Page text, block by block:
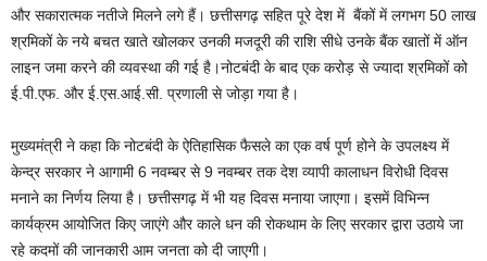
और सकारात्मक नतीजे मिलने लगे हैं। छत्तीसगढ़ सहित पूरे देश में बैंकों में लगभग 50 लाख
श्रमिकों के नये बचत खाते खोलकर उनकी मजदूरी की राशि सीधे उनके बैंक खातों में ऑन
लाइन जमा करने की व्यवस्था की गई है।नोटबंदी के बाद एक करोड़ से ज्यादा श्रमिकों को
ई.पी.एफ. और ई.एस.आई.सी. प्रणाली से जोड़ा गया है।
मुख्यमंत्री ने कहा कि नोटबंदी के ऐतिहासिक फैसले का एक वर्ष पूर्ण होने के उपलक्ष्य में
केन्द्र सरकार ने आगामी 6 नवम्बर से 9 नवम्बर तक देश व्यापी कालाधन विरोधी दिवस
मनाने का निर्णय लिया है। छत्तीसगढ़ में भी यह दिवस मनाया जाएगा। इसमें विभिन्न
कार्यक्रम आयोजित किए जाएंगे और काले धन की रोकथाम के लिए सरकार द्वारा उठाये जा
रहे कदमों की जानकारी आम जनता को दी जाएगी।